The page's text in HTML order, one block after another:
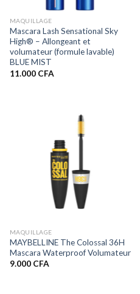
MAQUILLAGE
Mascara Lash Sensational Sky
High® – Allongeant et
volumateur (formule lavable)
BLUE MIST
11.000 CFA
MAQUILLAGE
MAYBELLINE The Colossal 36H
Mascara Waterproof Volumateur
9.000 CFA